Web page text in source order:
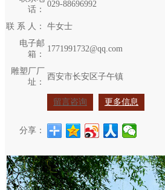
话：
029-88696992
联 系 人：
牛女士
电子邮
箱：
1771991732@qq.com
雕塑厂厂
址：
西安市长安区子午镇
留言咨询 更多信息
分享：